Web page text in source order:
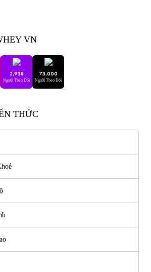
VN
2,938
Người Theo Dõi
73,000
Người Theo Dõi
THỨC